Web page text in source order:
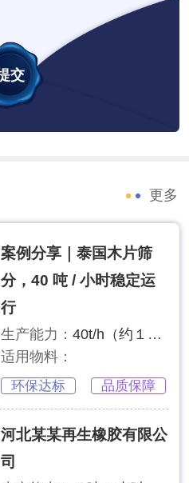
更多
案例分享｜泰国木片筛
分，40 吨 / 小时稳定运
行
生产能力：40t/h（约１００ｍ³／ｈ）
适用物料：
环保达标 品质保障
河北某某再生橡胶有限公
司